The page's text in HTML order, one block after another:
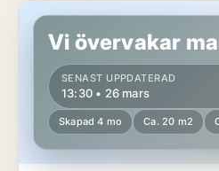
Rum i Borlänge
Vi övervakar
SENAST UPPDATERAD
13:30 • 26 mars
Skapad 4 mo Ca. 20 m2